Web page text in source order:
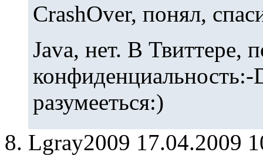
CrashOver, понял,
Java, нет. В Твиттере,
разумееться:)
Lgray2009 17.04.2009